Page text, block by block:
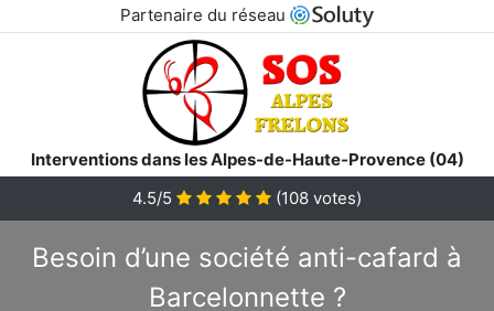
Partenaire du réseau
Interventions dans les Alpes-de-Haute-Provence (04)
4.5/5
(108 votes)
Besoin d’une société anti-cafard à
Barcelonnette ?